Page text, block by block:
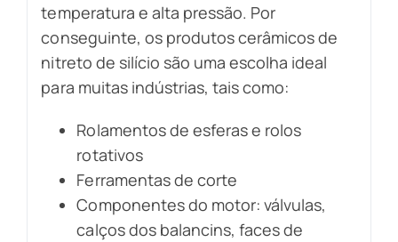
temperatura e alta pressão. Por
conseguinte, os produtos cerâmicos de
nitreto de silício são uma escolha ideal
para muitas indústrias, tais como:
Rolamentos de esferas e rolos
rotativos
Ferramentas de corte
Componentes do motor: válvulas,
calços dos balancins, faces de